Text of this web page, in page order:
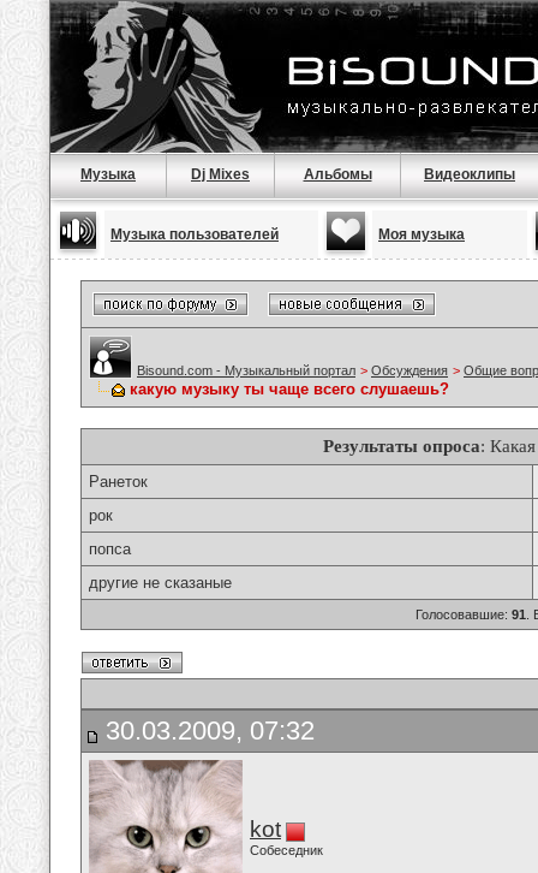
Музыка Dj Mixes Альбомы Видеоклипы
Музыка пользователей Моя музыка
Bisound.com - Музыкальный портал > Обсуждения > Общие
какую музыку ты чаще всего слушаешь?
Результаты опроса:
Ранеток
рок
попса
другие не сказаные
Голосовавшие: 91 .
30.03.2009, 07:32
kot
Собеседник